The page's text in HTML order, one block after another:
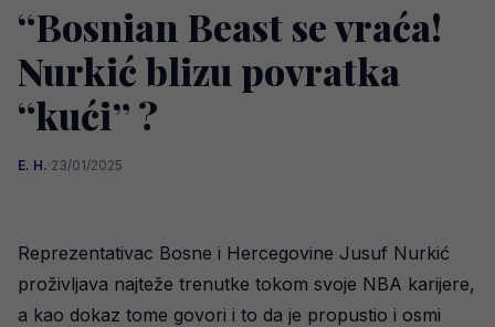
“Bosnian Beast se vraća!
Nurkić blizu povratka
“kući” ?
E. H.·23/01/2025
Reprezentativac Bosne i Hercegovine Jusuf Nurkić
proživljava najteže trenutke tokom svoje NBA karijere,
a kao dokaz tome govori i to da je propustio i osmi